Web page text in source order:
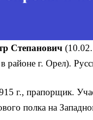
районе г. Орел).
г., прапорщик.
полка на